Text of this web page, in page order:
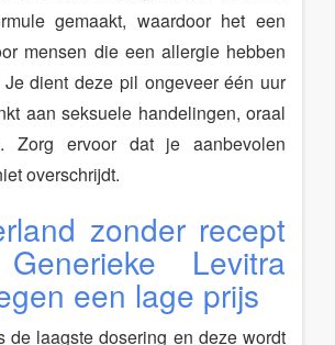
gemaakt, waardoor het een
mensen die een allergie hebben
dient deze pil ongeveer één uur
aan seksuele handelingen, oraal
Zorg ervoor dat je aanbevolen
overschrijdt.
zonder recept
Levitra
een lage prijs
de laagste dosering en deze wordt